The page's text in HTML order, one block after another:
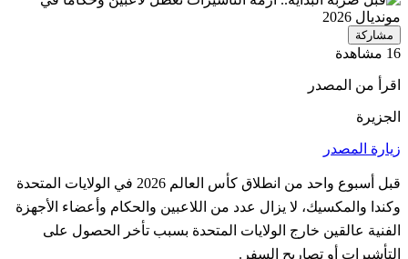
مشاركة
16 مشاهدة
اقرأ من المصدر
الجزيرة
زيارة المصدر
قبل أسبوع واحد من انطلاق كأس العالم 2026 في الولايات المتحدة
وكندا والمكسيك، لا يزال عدد من اللاعبين والحكام وأعضاء الأجهزة
الفنية عالقين خارج الولايات المتحدة بسبب تأخر الحصول على
التأشيرات أو تصاريح السفر.